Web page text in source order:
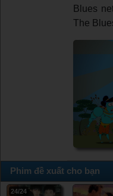
Blues
The
Phim đề xuất cho bạn
24/24